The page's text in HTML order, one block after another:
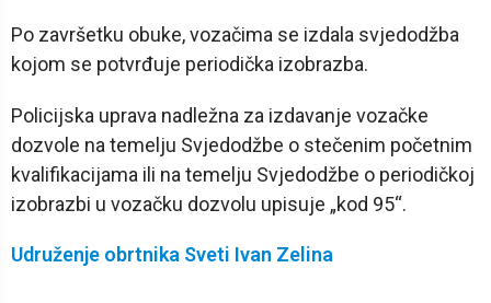
Po završetku obuke, vozačima se izdala svjedodžba
kojom se potvrđuje periodička izobrazba.
Policijska uprava nadležna za izdavanje vozačke
dozvole na temelju Svjedodžbe o stečenim početnim
kvalifikacijama ili na temelju Svjedodžbe o periodičkoj
izobrazbi u vozačku dozvolu upisuje „kod 95“.
Udruženje obrtnika Sveti Ivan Zelina